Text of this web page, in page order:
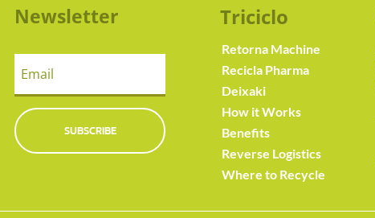
Newsletter
SUBSCRIBE
Triciclo
Retorna Machine
Recicla Pharma
Deixaki
How it Works
Benefits
Reverse Logistics
Where to Recycle